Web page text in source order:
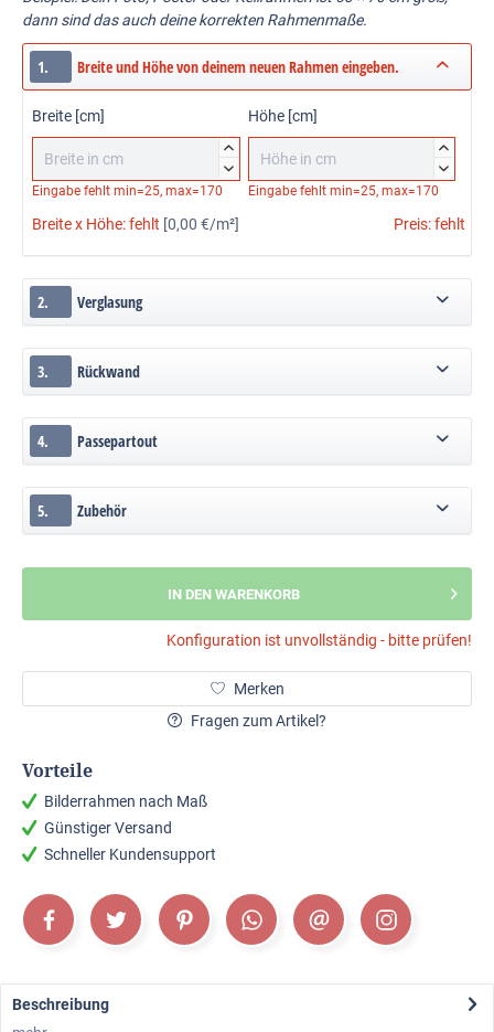
dann sind das auch deine korrekten Rahmenmaße.
1. Breite und Höhe von deinem neuen Rahmen eingeben.
Breite [cm]


Höhe [cm]


Eingabe fehlt min=25, max=170 Eingabe fehlt min=25, max=170
Breite x Höhe:fehlt [0,00 €/m²] Preis:fehlt
2. Verglasung
3. Rückwand
4. Passepartout
5. Zubehör
IN DEN WARENKORB
Konfiguration ist unvollständig - bitte prüfen!
Merken
Fragen zum Artikel?
Vorteile
Bilderrahmen nach Maß
Günstiger Versand
Schneller Kundensupport
Beschreibung